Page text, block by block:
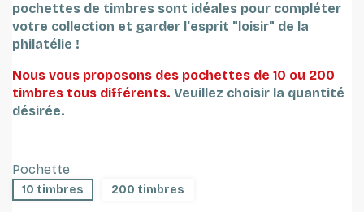
pochettes de timbres sont idéales pour compléter
votre collection et garder l'esprit "loisir" de la
philatélie !
Nous vous proposons des pochettes de 10 ou 200
timbres tous différents. Veuillez choisir la quantité
désirée.
Pochette
10 timbres 200 timbres